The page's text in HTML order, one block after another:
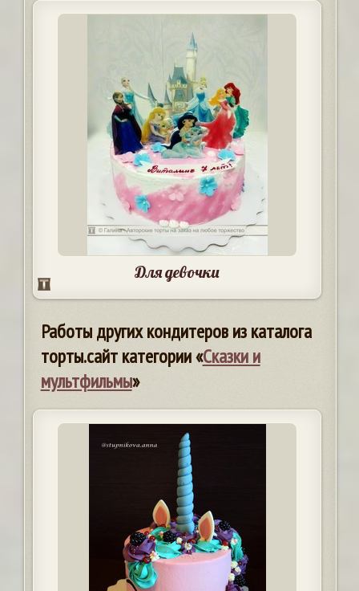
Для девочки
Работы других кондитеров из каталога
торты.сайт категории «Сказки и
мультфильмы»